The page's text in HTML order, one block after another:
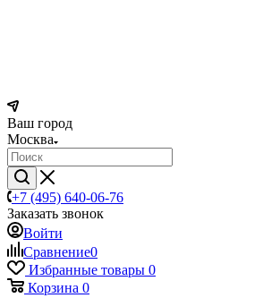
Ваш город
Москва
+7 (495) 640-06-76
Заказать звонок
Войти
Сравнение0
Избранные товары 0
Корзина 0